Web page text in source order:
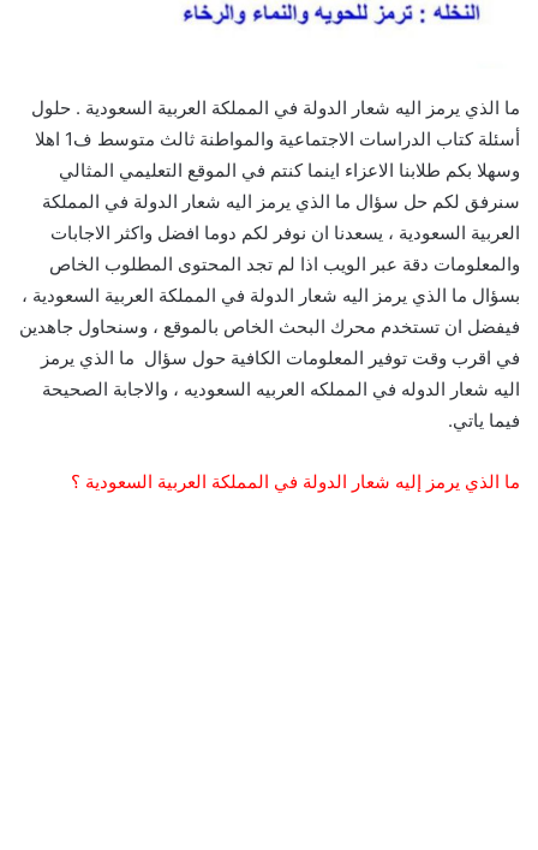
ما الذي يرمز اليه شعار الدولة في المملكة العربية السعودية . حلول
أسئلة كتاب الدراسات الاجتماعية والمواطنة ثالث متوسط ف1 اهلا
وسهلا بكم طلابنا الاعزاء اينما كنتم في الموقع التعليمي المثالي
سنرفق لكم حل سؤال ما الذي يرمز اليه شعار الدولة في المملكة
العربية السعودية ، يسعدنا ان نوفر لكم دوما افضل واكثر الاجابات
والمعلومات دقة عبر الويب اذا لم تجد المحتوى المطلوب الخاص
بسؤال ما الذي يرمز اليه شعار الدولة في المملكة العربية السعودية ،
فيفضل ان تستخدم محرك البحث الخاص بالموقع ، وسنحاول جاهدين
في اقرب وقت توفير المعلومات الكافية حول سؤال ما الذي يرمز
اليه شعار الدوله في المملكه العربيه السعوديه ، والاجابة الصحيحة
فيما ياتي.
ما الذي يرمز إليه شعار الدولة في المملكة العربية السعودية ؟